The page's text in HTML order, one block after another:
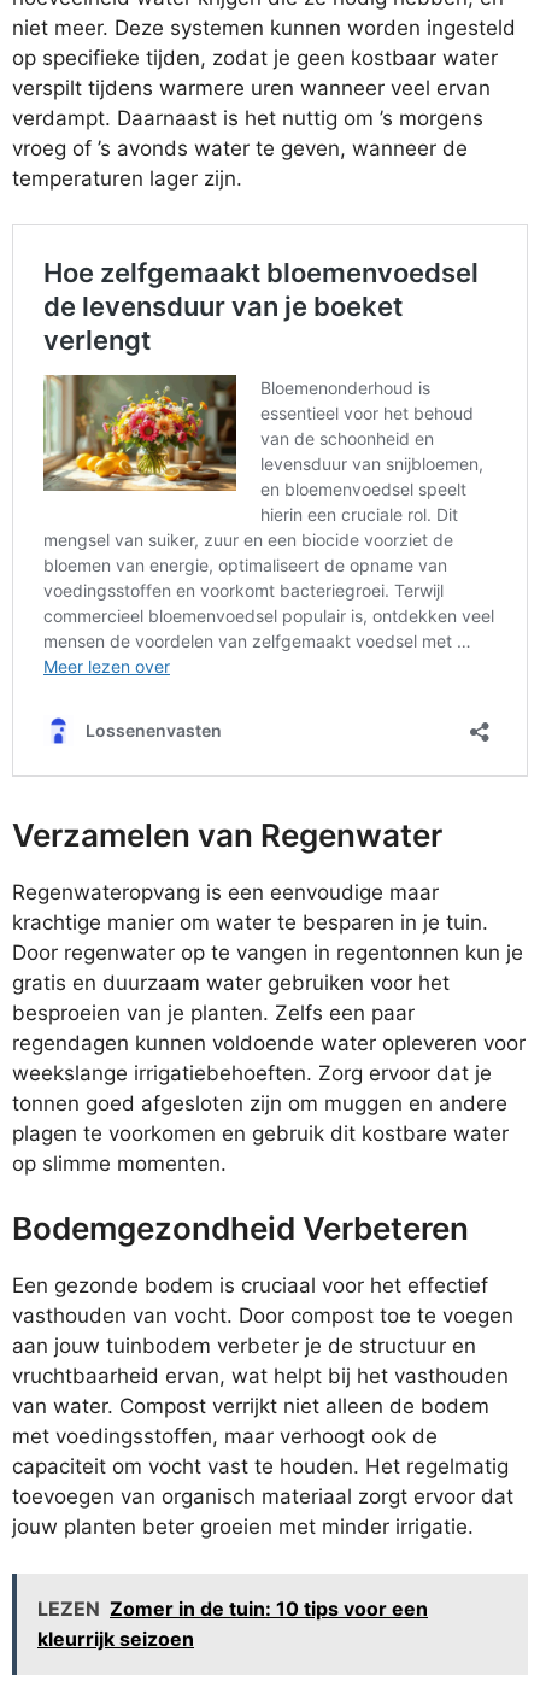
niet meer. Deze systemen kunnen worden ingesteld
op specifieke tijden, zodat je geen kostbaar water
verspilt tijdens warmere uren wanneer veel ervan
verdampt. Daarnaast is het nuttig om ’s morgens
vroeg of ’s avonds water te geven, wanneer de
temperaturen lager zijn.
Verzamelen van Regenwater
Regenwateropvang is een eenvoudige maar
krachtige manier om water te besparen in je tuin.
Door regenwater op te vangen in regentonnen kun je
gratis en duurzaam water gebruiken voor het
besproeien van je planten. Zelfs een paar
regendagen kunnen voldoende water opleveren voor
weekslange irrigatiebehoeften. Zorg ervoor dat je
tonnen goed afgesloten zijn om muggen en andere
plagen te voorkomen en gebruik dit kostbare water
op slimme momenten.
Bodemgezondheid Verbeteren
Een gezonde bodem is cruciaal voor het effectief
vasthouden van vocht. Door compost toe te voegen
aan jouw tuinbodem verbeter je de structuur en
vruchtbaarheid ervan, wat helpt bij het vasthouden
van water. Compost verrijkt niet alleen de bodem
met voedingsstoffen, maar verhoogt ook de
capaciteit om vocht vast te houden. Het regelmatig
toevoegen van organisch materiaal zorgt ervoor dat
jouw planten beter groeien met minder irrigatie.
LEZEN Zomer in de tuin: 10 tips voor een
kleurrijk seizoen